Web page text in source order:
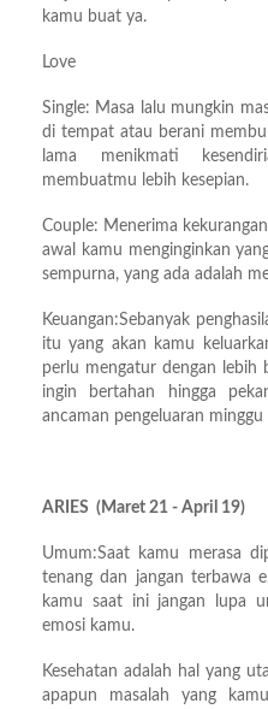
kamu buat ya.
Love
Single: Masa lalu mungkin
di tempat atau berani
lama menikmati
membuatmu lebih kesepian.
Couple: Menerima
awal kamu menginginkan
sempurna, yang ada adalah
Keuangan:Sebanyak
itu yang akan kamu
perlu mengatur dengan lebih
ingin bertahan hingga
ancaman pengeluaran minggu
ARIES (Maret 21 - April 19)
Umum:Saat kamu merasa
tenang dan jangan terbawa
kamu saat ini jangan lupa
emosi kamu.
Kesehatan adalah hal yang
apapun masalah yang